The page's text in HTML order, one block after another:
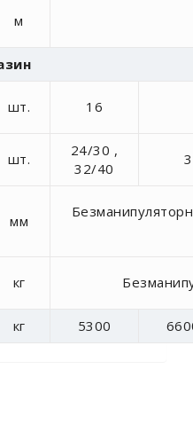
м
шт. 16
шт.
24/30 ,
32/40
мм
кг
кг 5300